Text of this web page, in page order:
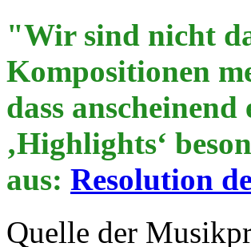
"Wir sind nicht
Kompositionen
dass
‚Highlights‘
aus: Resolution
Quelle der